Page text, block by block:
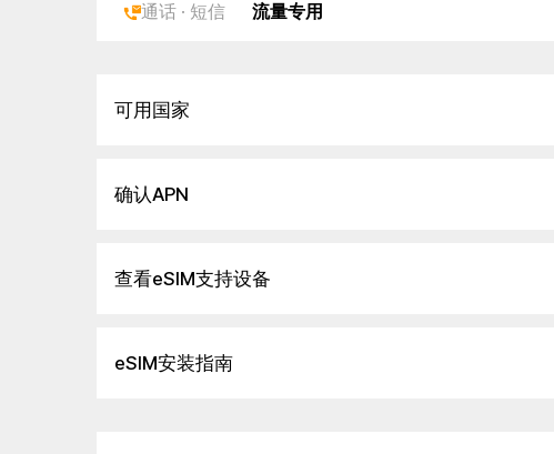
通话 · 短信 流量专用
可用国家
确认APN
查看eSIM支持设备
eSIM安装指南